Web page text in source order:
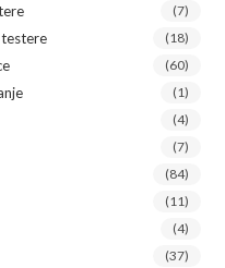
(7)
(18)
(60)
(1)
(4)
(7)
(84)
(11)
(4)
(37)